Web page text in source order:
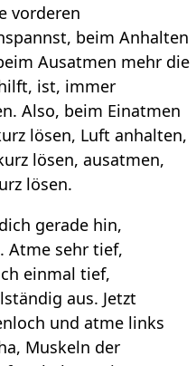
vorderen
beim Anhalten
Ausatmen mehr die
ist, immer
Also, beim Einatmen
lösen, Luft anhalten,
lösen, ausatmen,
lösen.
gerade hin,
Atme sehr tief,
einmal tief,
aus. Jetzt
und atme links
Muskeln der